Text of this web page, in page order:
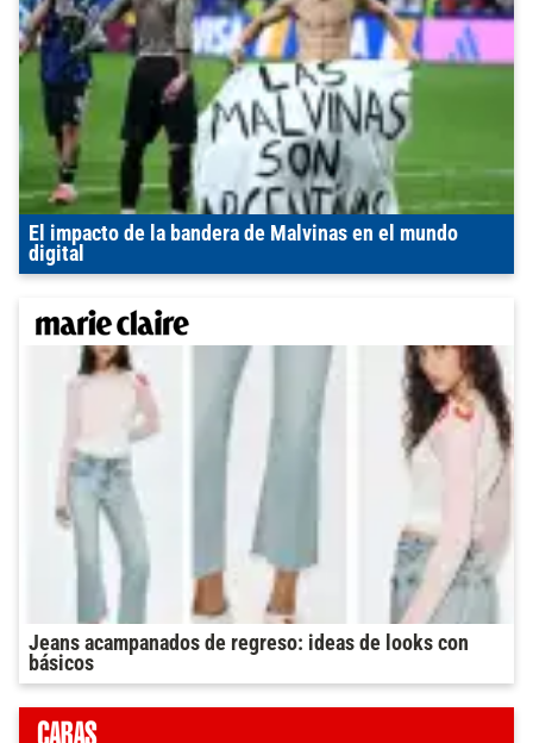
El impacto de la bandera de Malvinas en el mundo
digital
Jeans acampanados de regreso: ideas de looks con
básicos